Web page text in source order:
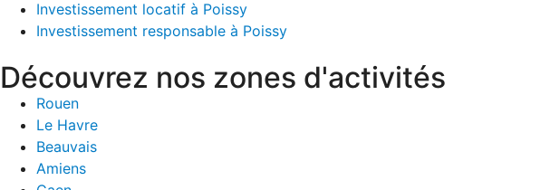
Investissement locatif à Poissy
Investissement responsable à Poissy
Découvrez nos zones d'activités
Rouen
Le Havre
Beauvais
Amiens